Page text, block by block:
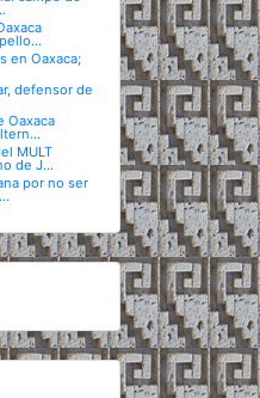
en Oaxaca;
defensor de
Oaxaca
MULT
de J...
por no ser